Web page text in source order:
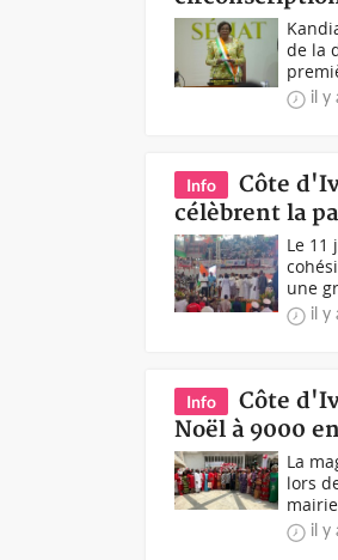
de la
il y
Info
Côte
célèbrent la
Le 11
une
il y
Info
Côte
Noël à 9000
La
lors
il y